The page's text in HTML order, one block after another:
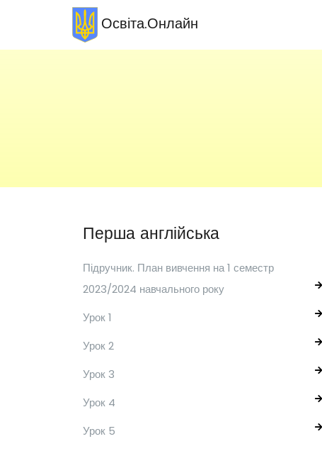
Освіта.Онлайн
Перша англійська
Підручник. План вивчення на 1 семестр
2023/2024 навчального року
Урок 1
Урок 2
Урок 3
Урок 4
Урок 5